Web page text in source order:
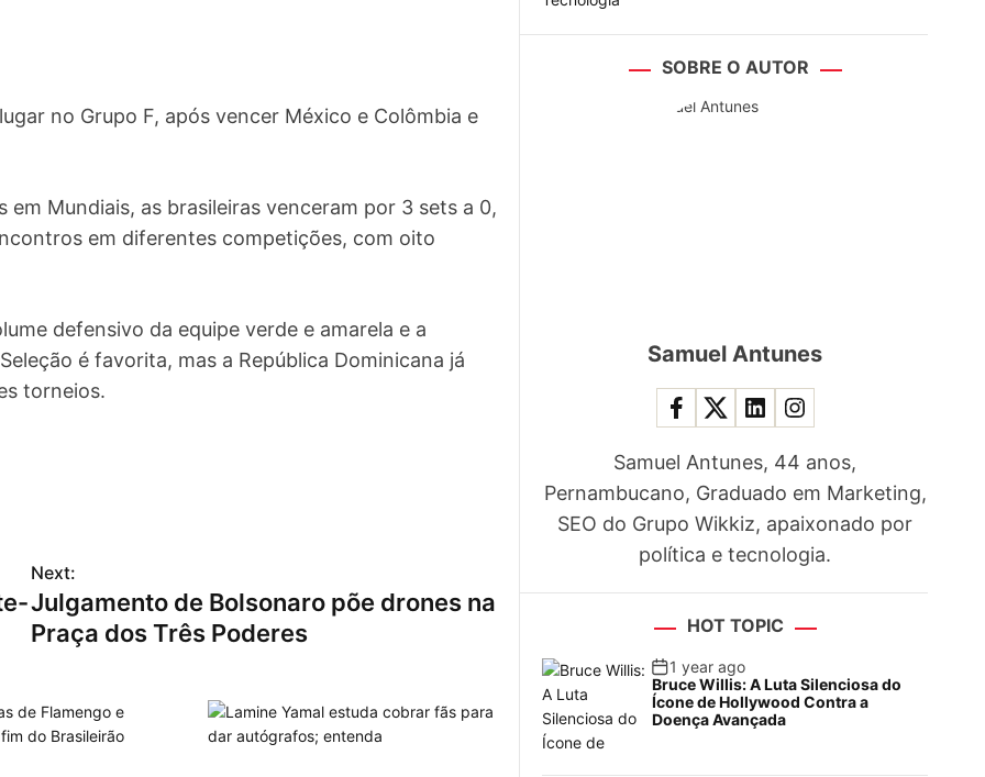
no Grupo F, após vencer México e Colômbia e
Mundiais, as brasileiras venceram por 3 sets a 0,
em diferentes competições, com oito
defensivo da equipe verde e amarela e a
é favorita, mas a República Dominicana já
torneios.
Next:
Julgamento de Bolsonaro põe drones na
Praça dos Três Poderes
SOBRE O AUTOR
Samuel Antunes
Samuel Antunes, 44 anos,
Pernambucano, Graduado em Marketing,
SEO do Grupo Wikkiz, apaixonado por
política e tecnologia.
HOT TOPIC
1 year ago
Bruce Willis: A Luta Silenciosa do
Ícone de Hollywood Contra a
Doença Avançada